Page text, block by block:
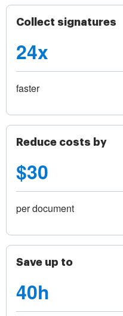
Collect signatures
24x
faster
Reduce costs by
$30
per document
Save up to
40h